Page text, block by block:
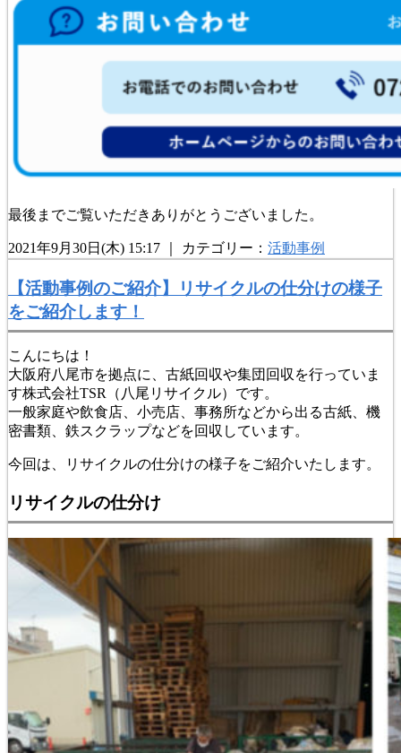
最後までご覧いただきありがとうございました。
2021年9月30日(木) 15:17 ｜ カテゴリー： 活動事例
【活動事例のご紹介】リサイクルの仕分けの様子
をご紹介します！
こんにちは！
大阪府八尾市を拠点に、古紙回収や集団回収を行っていま
す株式会社TSR（八尾リサイクル）です。
一般家庭や飲食店、小売店、事務所などから出る古紙、機
密書類、鉄スクラップなどを回収しています。
今回は、リサイクルの仕分けの様子をご紹介いたします。
リサイクルの仕分け